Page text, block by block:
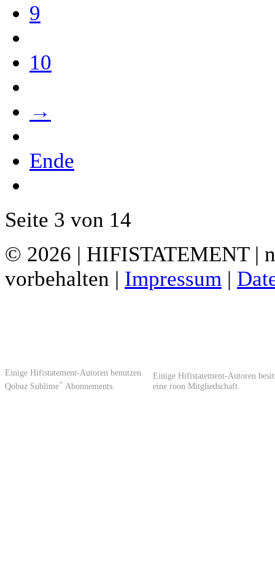
9
10
→
Ende
Seite 3 von 14
© 2026 | HIFISTATEMENT |
vorbehalten | Impressum |
Einige Hifistatement-Autoren benutzen
Qobuz Sublime+ Abonnements.
Einige Hifistatement-Autoren
eine roon Mitgliedschaft.